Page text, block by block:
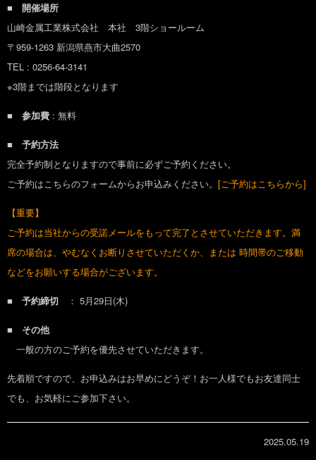
■ 開催場所
山崎金属工業株式会社 本社 3階ショールーム
〒959-1263 新潟県燕市大曲2570
TEL : 0256-64-3141
※3階までは階段となります
■ 参加費 : 無料
■ 予約方法
完全予約制となりますので事前に必ずご予約ください。
ご予約はこちらのフォームからお申込みください。 [ご予約はこちらから]
【重要】
ご予約は当社からの受諾メールをもって完了とさせていただきます。満
席の場合は、やむなくお断りさせていただくか、または 時間帯のご移動
などをお願いする場合がございます。
■ 予約締切 ： 5月29日(木)
■ その他
一般の方のご予約を優先させていただきます。
先着順ですので、お申込みはお早めにどうぞ！お一人様でもお友達同士
でも、お気軽にご参加下さい。
2025.05.19